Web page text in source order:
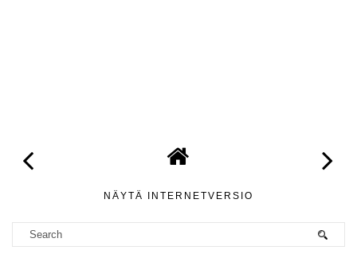
NÄYTÄ INTERNETVERSIO